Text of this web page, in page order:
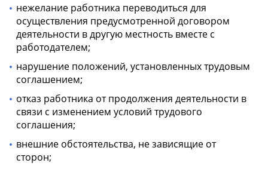
нежелание работника переводиться для
осуществления предусмотренной договором
деятельности в другую местность вместе с
работодателем;
нарушение положений, установленных трудовым
соглашением;
отказ работника от продолжения деятельности в
связи с изменением условий трудового
соглашения;
внешние обстоятельства, не зависящие от
сторон;